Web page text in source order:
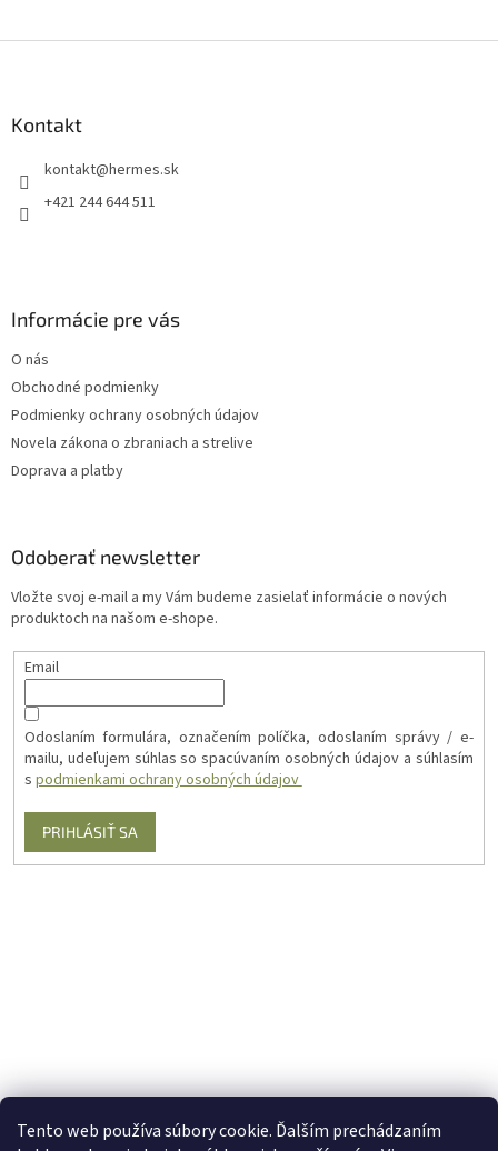
Tento web používa súbory cookie. Ďalším prechádzaním
Kontakt
kontakt@hermes.sk
+421 244 644 511
Informácie pre vás
O nás
Obchodné podmienky
Podmienky ochrany osobných údajov
Novela zákona o zbraniach a strelive
Doprava a platby
Odoberať newsletter
Vložte svoj e-mail a my Vám budeme zasielať informácie o nových
produktoch na našom e-shope.
Email
Odoslaním formulára, označením políčka, odoslaním správy / e-
mailu, udeľujem súhlas so spacúvaním osobných údajov a súhlasím
s podmienkami ochrany osobných údajov
PRIHLÁSIŤ SA